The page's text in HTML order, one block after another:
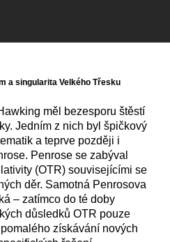
a singularita Velkého Třesku
měl bezesporu štěstí
Jedním z nich byl špičkový
a teprve později i
Penrose se zabýval
(OTR) souvisejícími se
děr. Samotná Penrosova
– zatímco do té doby
důsledků OTR pouze
získávání nových